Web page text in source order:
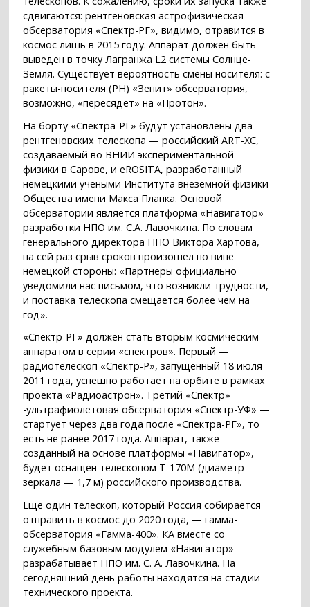
сдвигаются: рентгеновская астрофизическая
обсерватория «Спектр-РГ», видимо, отравится в
космос лишь в 2015 году. Аппарат должен быть
выведен в точку Лагранжа L2 системы Солнце-
Земля. Существует вероятность смены носителя: с
ракеты-носителя (РН) «Зенит» обсерватория,
возможно, «пересядет» на «Протон».
На борту «Спектра-РГ» будут установлены два
рентгеновских телескопа — российский ART-XC,
создаваемый во ВНИИ экспериментальной
физики в Сарове, и eROSITA, разработанный
немецкими учеными Института внеземной физики
Общества имени Макса Планка. Основой
обсерватории является платформа «Навигатор»
разработки НПО им. С.А. Лавочкина. По словам
генерального директора НПО Виктора Хартова,
на сей раз срыв сроков произошел по вине
немецкой стороны: «Партнеры официально
уведомили нас письмом, что возникли трудности,
и поставка телескопа смещается более чем на
год».
«Спектр-РГ» должен стать вторым космическим
аппаратом в серии «спектров». Первый —
радиотелескоп «Спектр-Р», запущенный 18 июля
2011 года, успешно работает на орбите в рамках
проекта «Радиоастрон». Третий «Спектр»
-ультрафиолетовая обсерватория «Спектр-УФ» —
стартует через два года после «Спектра-РГ», то
есть не ранее 2017 года. Аппарат, также
созданный на основе платформы «Навигатор»,
будет оснащен телескопом T-170M (диаметр
зеркала — 1,7 м) российского производства.
Еще один телескоп, который Россия собирается
отправить в космос до 2020 года, — гамма-
обсерватория «Гамма-400». КА вместе со
служебным базовым модулем «Навигатор»
разрабатывает НПО им. С. А. Лавочкина. На
сегодняшний день работы находятся на стадии
технического проекта.